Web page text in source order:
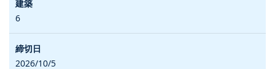
6
2026/10/5